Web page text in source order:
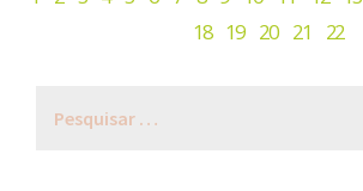
18 19 20 21 22